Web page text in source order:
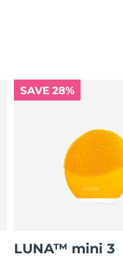
智能app护肤。
SAVE 28%
LUNA™ mini 3